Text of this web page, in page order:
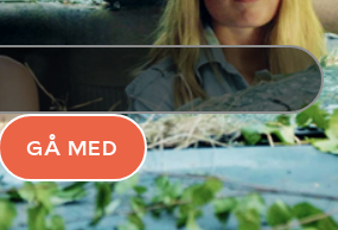
GÅ MED